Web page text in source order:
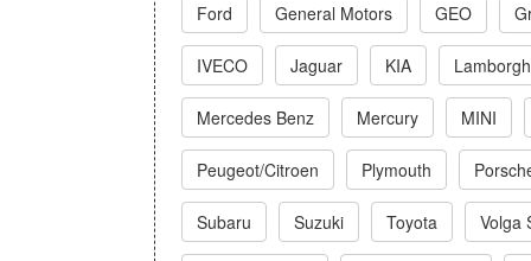
Ford General Motors GEO
IVECO Jaguar KIA
Mercedes Benz Mercury MINI
Peugeot/Citroen Plymouth
Subaru Suzuki Toyota Volga